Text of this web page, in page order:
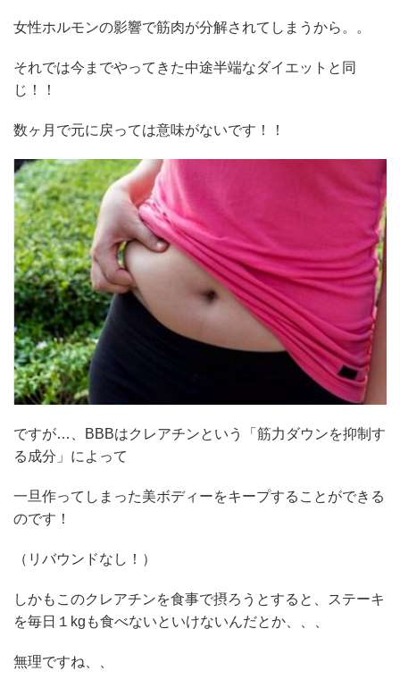
女性ホルモンの影響で筋肉が分解されてしまうから。。
それでは今までやってきた中途半端なダイエットと同
じ！！
数ヶ月で元に戻っては意味がないです！！
ですが…、BBBはクレアチンという「筋力ダウンを抑制す
る成分」によって
一旦作ってしまった美ボディーをキープすることができる
のです！
（リバウンドなし！）
しかもこのクレアチンを食事で摂ろうとすると、ステーキ
を毎日１kgも食べないといけないんだとか、、、
無理ですね、、